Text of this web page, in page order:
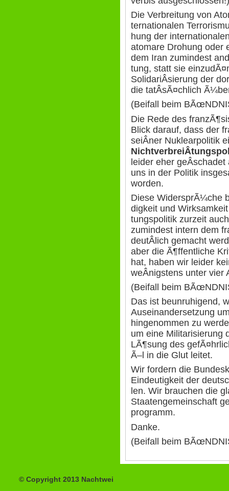
Die Verbreitung von
ternationalen
hung der
atomare Drohung oder
dem Iran zumindest
tung, statt sie
SolidariÂ­sierung der
die tatÂ­sÃ¤chlich
(Beifall beim
Die Rede des
Blick darauf, dass der
seiÂ­ner Nuklearpolitik
leider eher
uns in der Politik
worden.
Diese WidersprÃ¼che
digkeit und
tungspolitik zurzeit
zumindest intern dem
deutÂ­lich gemacht
aber die Ã¶ffentliche
hat, haben wir leider
weÂ­nigstens unter vier
(Beifall beim
Das ist beunruhigend,
Auseinandersetzung
hingenommen zu
um eine Militarisierung
LÃ¶sung des
Ã–l in die Glut leitet.
Wir fordern die
Eindeutigkeit der
len. Wir brauchen die
Staatengemeinschaft
programm.
Danke.
(Beifall beim
© Copyright 2013 Nachtwei